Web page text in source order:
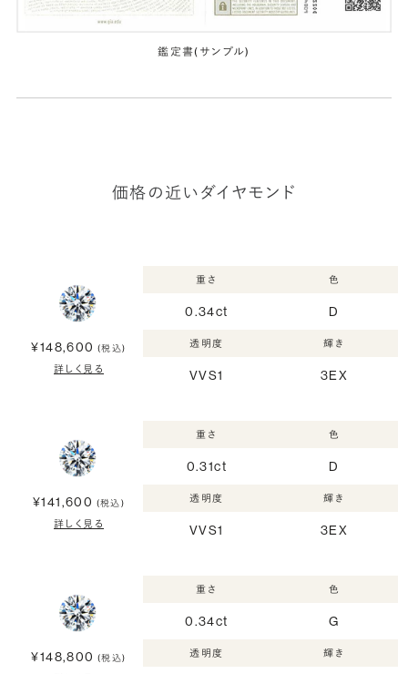
鑑定書(サンプル)
価格の近いダイヤモンド
¥148,600 (税込)
詳しく見る
重さ
0.34ct
色
D
透明度
VVS1
輝き
3EX
¥141,600 (税込)
詳しく見る
重さ
0.31ct
色
D
透明度
VVS1
輝き
3EX
¥148,800 (税込)
重さ
0.34ct
色
G
透明度 輝き